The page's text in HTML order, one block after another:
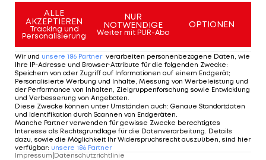
zwei. Lisa Makas traf beim 2:0 von MSV Duisburg
gegenSC Freiburg zum 1:0 (7.).
Mehr zum Thema
ALLE
AKZEPTIEREN
Tracking und
Personalisierung
NUR
NOTWENDIGE
Weiter mit PUR-Abo
OPTIONEN
Wir und unsere 186 Partner verarbeiten personenbezogene Daten, wie
Ihre IP-Adresse und Browser-Attribute für die folgenden Zwecke:
Speichern von oder Zugriff auf Informationen auf einem Endgerät;
Personalisierte Werbung und Inhalte, Messung von Werbeleistung und
der Performance von Inhalten, Zielgruppenforschung sowie Entwicklung
und Verbesserung von Angeboten.
Diese Zwecke können unter Umständen auch: Genaue Standortdaten
und Identifikation durch Scannen von Endgeräten.
Manche Partner verwenden für gewisse Zwecke berechtigtes
Interesse als Rechtsgrundlage für die Datenverarbeitung. Details
dazu, sowie die Möglichkeit Ihr Widerspruchsrecht auszuüben, sind hier
verfügbar: unsere 186 Partner
Impressum Datenschutzrichtlinie